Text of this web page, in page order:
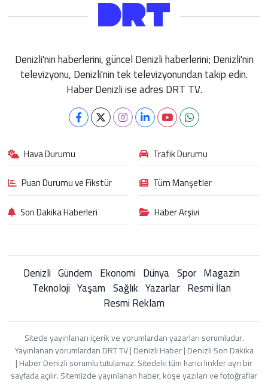
Denizli'nin haberlerini, güncel Denizli haberlerini; Denizli'nin
televizyonu, Denizli'nin tek televizyonundan takip edin.
Haber Denizli ise adres DRT TV.
Hava Durumu
Trafik Durumu
Puan Durumu ve Fikstür
Tüm Manşetler
Son Dakika Haberleri
Haber Arşivi
Denizli Gündem Ekonomi Dünya Spor Magazin
Teknoloji Yaşam Sağlık Yazarlar Resmi İlan
Resmi Reklam
Sitede yayınlanan içerik ve yorumlardan yazarları sorumludur.
Yayınlanan yorumlardan DRT TV | Denizli Haber | Denizli Son Dakika
| Haber Denizli sorumlu tutulamaz. Sitedeki tüm harici linkler ayrı bir
sayfada açılır. Sitemizde yayınlanan haber, köşe yazıları ve fotoğraflar